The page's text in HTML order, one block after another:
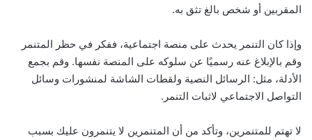
المقربين أو شخص بالغ تثق به.
وإذا كان التنمر يحدث على منصة اجتماعية، ففكر في حظر المتنمر
وقم بالإبلاغ عنه رسميًا عن سلوكه على المنصة نفسها. وقم بجمع
الأدلة، مثل: الرسائل النصية ولقطات الشاشة لمنشورات وسائل
التواصل الاجتماعي لاثبات التنمر.
لا تهتم للمتنمرين، وتأكد من أن المتنمرين لا يتنمرون عليك بسبب